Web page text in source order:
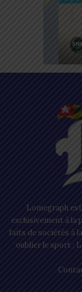
Lomegraph
exclusivement à la
faits de sociétés à
oublier le sport ;